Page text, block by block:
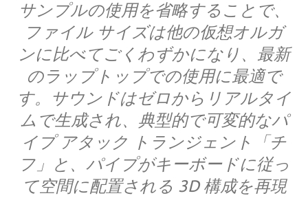
サンプルの使用を省略することで、
ファイル サイズは他の仮想オルガ
ンに比べてごくわずかになり、最新
のラップトップでの使用に最適で
す。サウンドはゼロからリアルタイ
ムで生成され、典型的で可変的なパ
イプ アタック トランジェント「チ
フ」と、パイプがキーボードに従っ
て空間に配置される 3D 構成を再現